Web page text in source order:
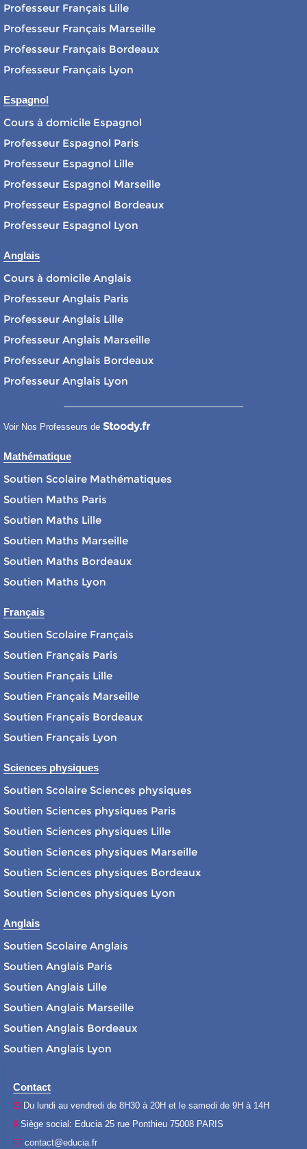
Professeur Français Lille
Professeur Français Marseille
Professeur Français Bordeaux
Professeur Français Lyon
Espagnol
Cours à domicile Espagnol
Professeur Espagnol Paris
Professeur Espagnol Lille
Professeur Espagnol Marseille
Professeur Espagnol Bordeaux
Professeur Espagnol Lyon
Anglais
Cours à domicile Anglais
Professeur Anglais Paris
Professeur Anglais Lille
Professeur Anglais Marseille
Professeur Anglais Bordeaux
Professeur Anglais Lyon
Voir Nos Professeurs de Stoody.fr
Mathématique
Soutien Scolaire Mathématiques
Soutien Maths Paris
Soutien Maths Lille
Soutien Maths Marseille
Soutien Maths Bordeaux
Soutien Maths Lyon
Français
Soutien Scolaire Français
Soutien Français Paris
Soutien Français Lille
Soutien Français Marseille
Soutien Français Bordeaux
Soutien Français Lyon
Sciences physiques
Soutien Scolaire Sciences physiques
Soutien Sciences physiques Paris
Soutien Sciences physiques Lille
Soutien Sciences physiques Marseille
Soutien Sciences physiques Bordeaux
Soutien Sciences physiques Lyon
Anglais
Soutien Scolaire Anglais
Soutien Anglais Paris
Soutien Anglais Lille
Soutien Anglais Marseille
Soutien Anglais Bordeaux
Soutien Anglais Lyon
Contact
Du lundi au vendredi de 8H30 à 20H et le samedi de 9H à 14H
Siège social: Educia 25 rue Ponthieu 75008 PARIS
contact@educia.fr